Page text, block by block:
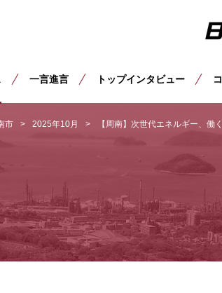
一言進言 トップインタビュー
市 2025年10月 【周南】次世代エネルギー、